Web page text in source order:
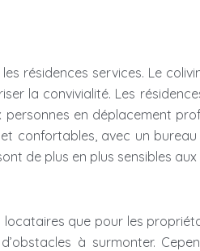
résidences services. Le
la convivialité. Les
en déplacement
confortables, avec un
de plus en plus sensibles
que pour les
à surmonter.